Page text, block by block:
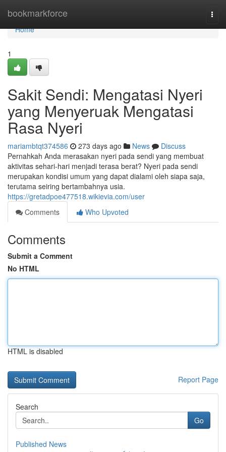
bookmarkforce
Home
Home
1
Sakit Sendi: Mengatasi Nyeri
yang Menyeruak Mengatasi
Rasa Nyeri
mariambtqt374586 273 days ago News
Discuss
Pernahkah Anda merasakan nyeri pada sendi yang membuat
aktivitas sehari-hari menjadi terasa berat? Nyeri pada sendi
merupakan kondisi umum yang dapat dialami oleh siapa saja,
terutama seiring bertambahnya usia.
https://gretadpoe477518.wikievia.com/user
Comments
Who Upvoted
Comments
Submit a Comment
No HTML
HTML is disabled
Report Page
Search
Go
Published News